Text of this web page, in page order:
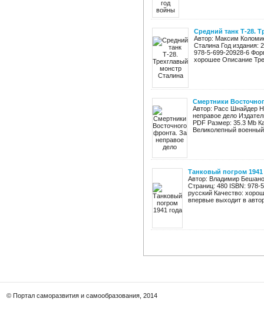
Средний танк Т-28.
Автор: Максим
Сталина Год издания:
978-5-699-20928-6
хорошее Описание
Смертники
Автор: Расс Шнайдер
неправое дело
PDF Размер: 35.3 Mb
Великолепный
Танковый погром 1941
Автор: Владимир
Страниц: 480 ISBN:
русский Качество:
впервые выходит в
© Портал саморазвития и самообразования, 2014